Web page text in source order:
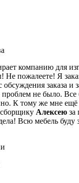
компанию для
Не пожалеете! Я
заказа и
не было. Все
К тому же мне ещё
Алексею за
Всю мебель буду